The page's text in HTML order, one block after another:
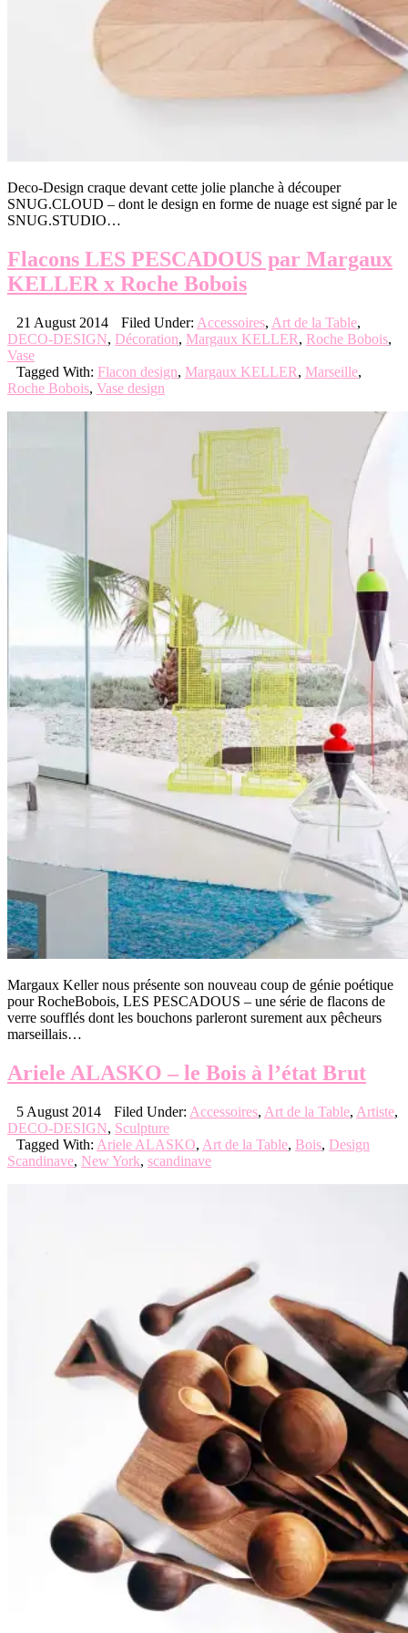
Deco-Design craque devant cette jolie planche à découper
SNUG.CLOUD – dont le design en forme de nuage est signé par le
SNUG.STUDIO…
Flacons LES PESCADOUS par Margaux
KELLER x Roche Bobois
21 August 2014 Filed Under: Accessoires, Art de la Table,
DECO-DESIGN, Décoration, Margaux KELLER, Roche Bobois,
Vase
Tagged With: Flacon design, Margaux KELLER, Marseille,
Roche Bobois, Vase design
Margaux Keller nous présente son nouveau coup de génie poétique
pour RocheBobois, LES PESCADOUS – une série de flacons de
verre soufflés dont les bouchons parleront surement aux pêcheurs
marseillais…
Ariele ALASKO – le Bois à l’état Brut
5 August 2014 Filed Under: Accessoires, Art de la Table, Artiste,
DECO-DESIGN, Sculpture
Tagged With: Ariele ALASKO, Art de la Table, Bois, Design
Scandinave, New York, scandinave